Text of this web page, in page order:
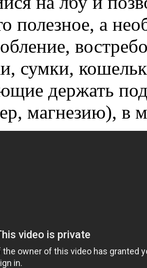
полезное, а
сумки,
держать
магнезию), в